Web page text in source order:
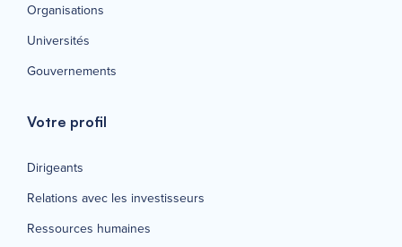
Organisations
Universités
Gouvernements
Votre profil
Dirigeants
Relations avec les investisseurs
Ressources humaines